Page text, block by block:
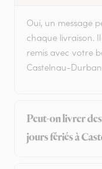
Oui, un message
chaque livraison.
remis avec votre
Castelnau-
Peut-on livrer
jours fériés à